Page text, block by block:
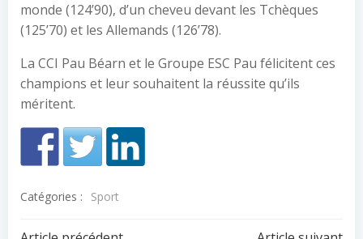
monde (124’90), d’un cheveu devant les Tchèques
(125’70) et les Allemands (126’78).
La CCI Pau Béarn et le Groupe ESC Pau félicitent ces
champions et leur souhaitent la réussite qu’ils
méritent.
Catégories : Sport